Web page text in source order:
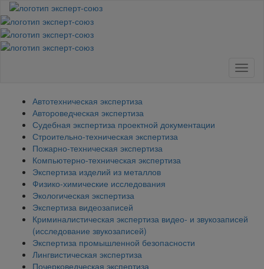
Автотехническая экспертиза
Автороведческая экспертиза
Судебная экспертиза проектной документации
Строительно-техническая экспертиза
Пожарно-техническая экспертиза
Компьютерно-техническая экспертиза
Экспертиза изделий из металлов
Физико-химические исследования
Экологическая экспертиза
Экспертиза видеозаписей
Криминалистическая экспертиза видео- и звукозаписей
(исследование звукозаписей)
Экспертиза промышленной безопасности
Лингвистическая экспертиза
Почерковедческая экспертиза